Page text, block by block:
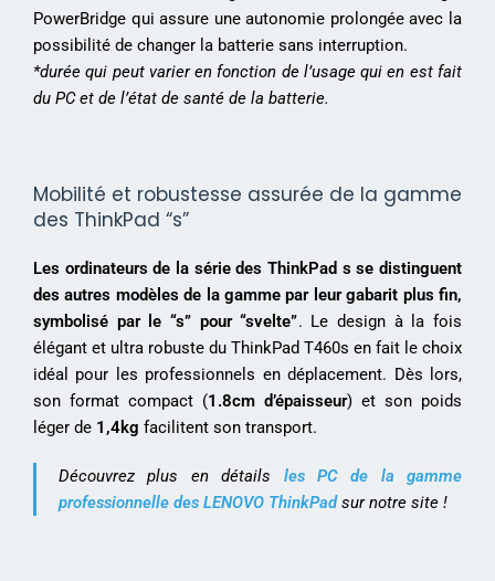
PowerBridge qui assure une autonomie prolongée avec la
possibilité de changer la batterie sans interruption.
*durée qui peut varier en fonction de l’usage qui en est fait
du PC et de l’état de santé de la batterie.
Mobilité et robustesse assurée de la gamme
des ThinkPad “s”
Les ordinateurs de la série des ThinkPad s se distinguent
des autres modèles de la gamme par leur gabarit plus fin,
symbolisé par le “s” pour “svelte”. Le design à la fois
élégant et ultra robuste du ThinkPad T460s en fait le choix
idéal pour les professionnels en déplacement. Dès lors,
son format compact (1.8cm d’épaisseur) et son poids
léger de 1,4kg facilitent son transport.
Découvrez plus en détails les PC de la gamme
professionnelle des LENOVO ThinkPadsur notre site !